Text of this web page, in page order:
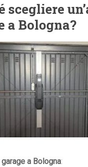
scegliere
a Bologna?
a Bologna: